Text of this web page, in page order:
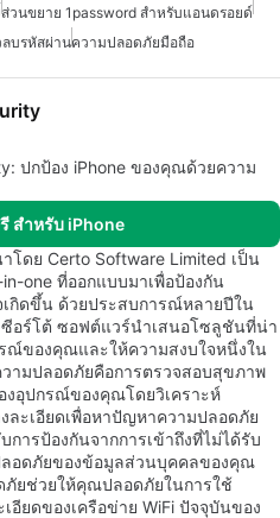
ส่วนขยาย 1password สำหรับแอนดรอยด์
ลบรหัสผ่านความปลอดภัยมือถือ
ปกป้อง iPhone ของคุณด้วยความ
สำหรับ iPhone
ดย Certo Software Limited เป็น
one ที่ออกแบบมาเพื่อป้องกัน
เกิดขึ้น ด้วยประสบการณ์หลายปีใน
อร์โต้ ซอฟต์แวร์นำเสนอโซลูชันที่น่า
ณ์ของคุณและให้ความสงบใจหนึ่งใน
มปลอดภัยคือการตรวจสอบสุขภาพ
อุปกรณ์ของคุณโดยวิเคราะห์
ะเอียดเพื่อหาปัญหาความปลอดภัย
ารป้องกันจากการเข้าถึงที่ไม่ได้รับ
อดภัยของข้อมูลส่วนบุคคลของคุณ
ยช่วยให้คุณปลอดภัยในการใช้
อียดของเครือข่าย WiFi ปัจจุบันของ